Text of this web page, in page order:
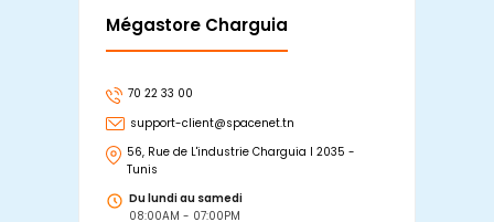
Mégastore Charguia
70 22 33 00
support-client@spacenet.tn
56, Rue de L'industrie Charguia I 2035 -
Tunis
Du lundi au samedi
08:00AM - 07:00PM